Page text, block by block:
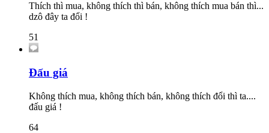
Thích thì mua, không thích thì bán, không thích mua bán thì...
dzô đây ta đổi !
51
Đấu giá
Không thích mua, không thích bán, không thích đổi thì ta....
đấu giá !
64